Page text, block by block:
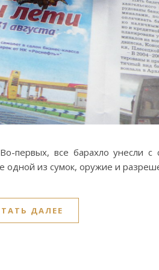
первых, все барахло унесли
одной из сумок, оружие и
ДАЛЕЕ